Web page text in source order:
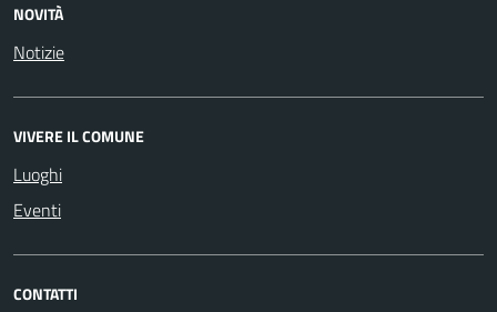
NOVITÀ
Notizie
VIVERE IL COMUNE
Luoghi
Eventi
CONTATTI